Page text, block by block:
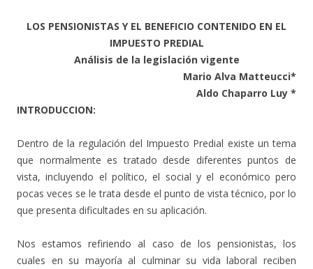
LOS PENSIONISTAS Y EL BENEFICIO CONTENIDO EN EL
IMPUESTO PREDIAL
Análisis de la legislación vigente
Mario Alva Matteucci*
Aldo Chaparro Luy *
INTRODUCCION:
Dentro de la regulación del Impuesto Predial existe un tema
que normalmente es tratado desde diferentes puntos de
vista, incluyendo el político, el social y el económico pero
pocas veces se le trata desde el punto de vista técnico, por lo
que presenta dificultades en su aplicación.
Nos estamos refiriendo al caso de los pensionistas, los
cuales en su mayoría al culminar su vida laboral reciben